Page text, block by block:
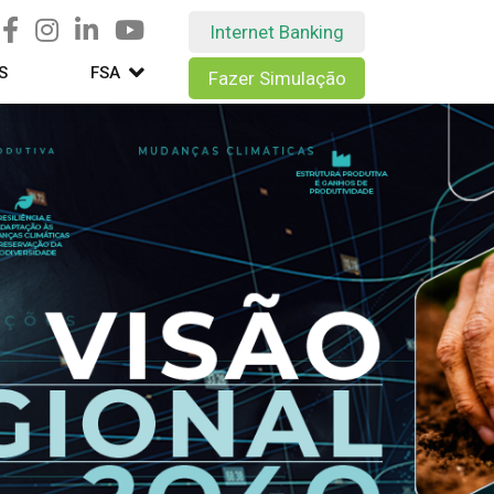
FSA
Internet Banking
Fazer Simulação